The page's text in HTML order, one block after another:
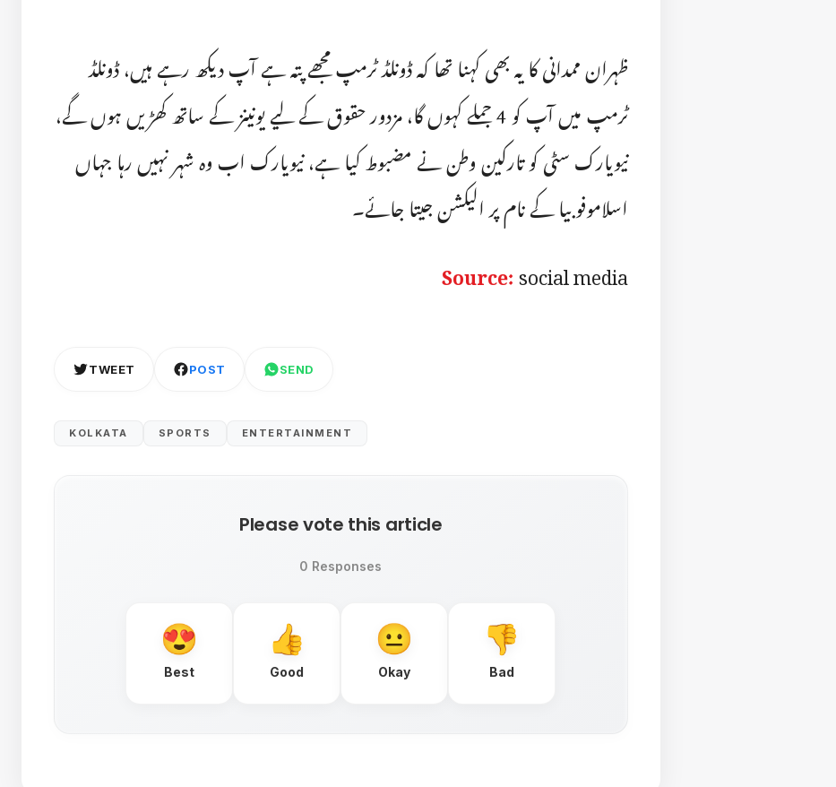
ظہران ممدانی کا یہ بھی کہنا تھا کہ ڈونلڈ ٹرمپ مجھے پتہ ہے آپ دیکھ رہے ہیں، ڈونلڈ
ٹرمپ میں آپ کو 4 جملے کہوں گا، مزدور حقوق کے لیے یونینز کے ساتھ کھڑیں ہوں گے،
نیویارک سٹی کو تارکین وطن نے مضبوط کیا ہے، نیویارک اب وہ شہر نہیں رہا جہاں
اسلاموفوبیا کے نام پر الیکشن جیتا جائے۔
Source:social media
TWEET POST SEND
KOLKATA SPORTS ENTERTAINMENT
Please vote this article
0 Responses
Best Good Okay Bad